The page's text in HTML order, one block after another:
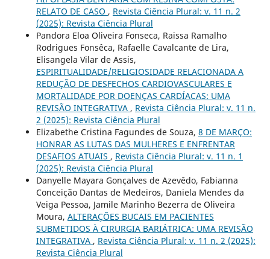
RELATO DE CASO , Revista Ciência Plural: v. 11 n. 2
(2025): Revista Ciência Plural
Pandora Eloa Oliveira Fonseca, Raissa Ramalho
Rodrigues Fonsêca, Rafaelle Cavalcante de Lira,
Elisangela Vilar de Assis,
ESPIRITUALIDADE/RELIGIOSIDADE RELACIONADA A
REDUÇÃO DE DESFECHOS CARDIOVASCULARES E
MORTALIDADE POR DOENÇAS CARDÍACAS: UMA
REVISÃO INTEGRATIVA , Revista Ciência Plural: v. 11 n.
2 (2025): Revista Ciência Plural
Elizabethe Cristina Fagundes de Souza, 8 DE MARÇO:
HONRAR AS LUTAS DAS MULHERES E ENFRENTAR
DESAFIOS ATUAIS , Revista Ciência Plural: v. 11 n. 1
(2025): Revista Ciência Plural
Danyelle Mayara Gonçalves de Azevêdo, Fabianna
Conceição Dantas de Medeiros, Daniela Mendes da
Veiga Pessoa, Jamile Marinho Bezerra de Oliveira
Moura, ALTERAÇÕES BUCAIS EM PACIENTES
SUBMETIDOS À CIRURGIA BARIÁTRICA: UMA REVISÃO
INTEGRATIVA , Revista Ciência Plural: v. 11 n. 2 (2025):
Revista Ciência Plural